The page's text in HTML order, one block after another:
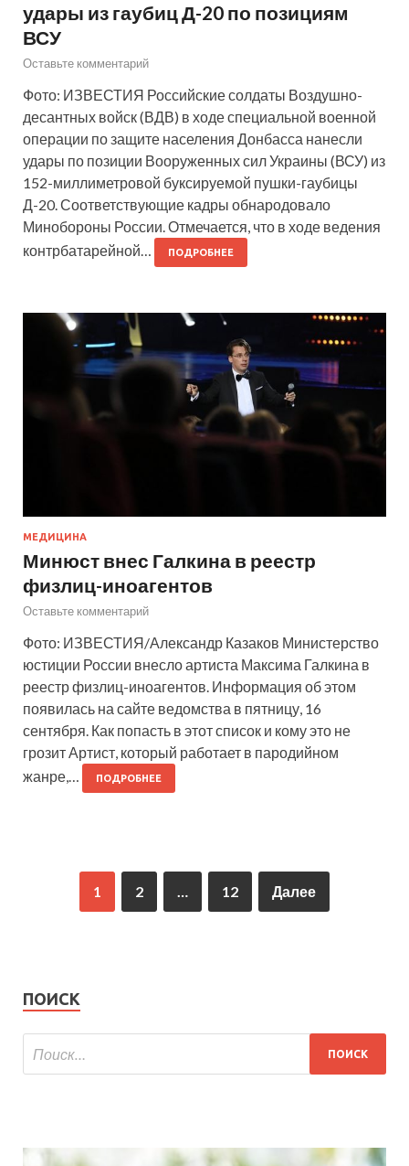
удары из гаубиц Д-20 по позициям
ВСУ
Оставьте комментарий
Фото: ИЗВЕСТИЯ Российские солдаты Воздушно-
десантных войск (ВДВ) в ходе специальной военной
операции по защите населения Донбасса нанесли
удары по позиции Вооруженных сил Украины (ВСУ) из
152-миллиметровой буксируемой пушки-гаубицы
Д-20. Соответствующие кадры обнародовало
Минобороны России. Отмечается, что в ходе ведения
контрбатарейной…
ПОДРОБНЕЕ
МЕДИЦИНА
Минюст внес Галкина в реестр
физлиц-иноагентов
Оставьте комментарий
Фото: ИЗВЕСТИЯ/Александр Казаков Министерство
юстиции России внесло артиста Максима Галкина в
реестр физлиц-иноагентов. Информация об этом
появилась на сайте ведомства в пятницу, 16
сентября. Как попасть в этот список и кому это не
грозит Артист, который работает в пародийном
жанре,…
ПОДРОБНЕЕ
1 2 … 12 Далее
ПОИСК